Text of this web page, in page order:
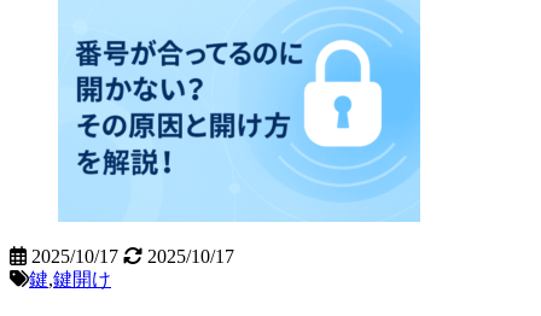
2025/10/17
2025/10/17
鍵,鍵開け